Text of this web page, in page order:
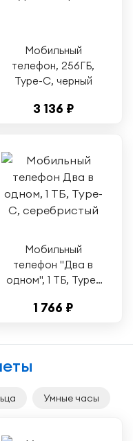
Мобильный
телефон, 256ГБ,
Type-C, черный
3 136 ₽
Мобильный
телефон "Два в
одном", 1 ТБ, Type-
1 766 ₽
Умные часы